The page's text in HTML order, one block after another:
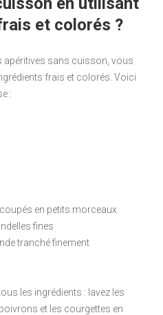
et colorés ?
apéritives sans cuisson, vous
frais et colorés. Voici
:
en petits morceaux
fines
tranché finement
les ingrédients : lavez les
et les courgettes en